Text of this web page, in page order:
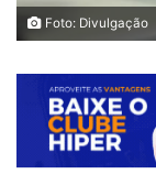
Foto: Divulgação